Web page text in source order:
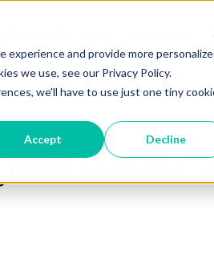
and provide more
we use, see our Privacy Policy.
we'll have to use just one tiny
Accept Decline
di Felicità